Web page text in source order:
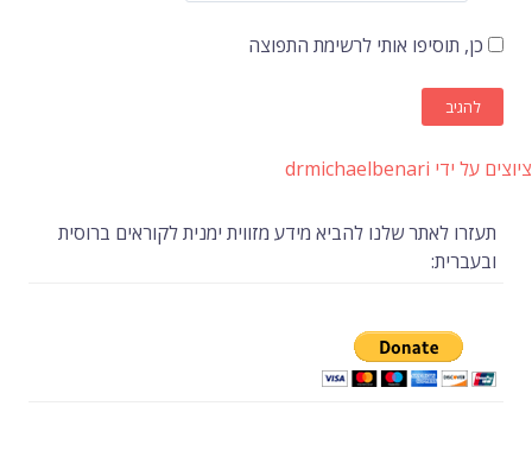
כן, תוסיפו אותי לרשימת התפוצה
ציוצים על ידי drmichaelbenari
תעזרו לאתר שלנו להביא מידע מזווית ימנית לקוראים ברוסית
ובעברית: